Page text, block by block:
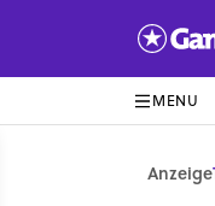
MENU
Anzeige